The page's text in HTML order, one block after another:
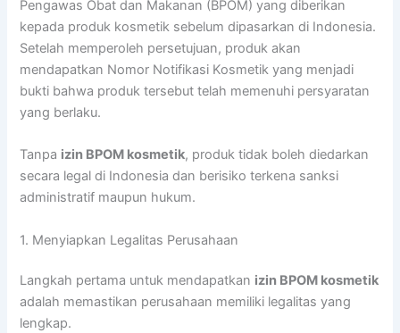
Pengawas Obat dan Makanan (BPOM) yang diberikan
kepada produk kosmetik sebelum dipasarkan di Indonesia.
Setelah memperoleh persetujuan, produk akan
mendapatkan Nomor Notifikasi Kosmetik yang menjadi
bukti bahwa produk tersebut telah memenuhi persyaratan
yang berlaku.
Tanpa izin BPOM kosmetik, produk tidak boleh diedarkan
secara legal di Indonesia dan berisiko terkena sanksi
administratif maupun hukum.
1. Menyiapkan Legalitas Perusahaan
Langkah pertama untuk mendapatkan izin BPOM kosmetik
adalah memastikan perusahaan memiliki legalitas yang
lengkap.